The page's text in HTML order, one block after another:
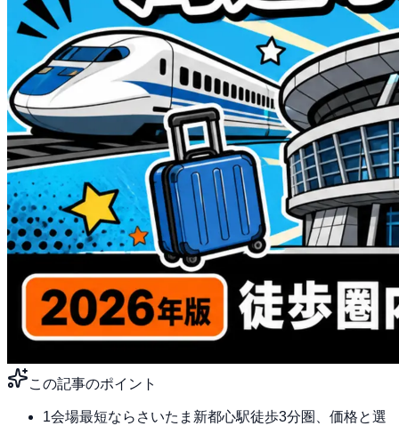
この記事のポイント
1会場最短ならさいたま新都心駅徒歩3分圏、価格と選